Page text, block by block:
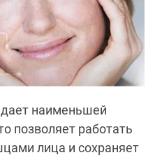
наименьшей
позволяет работать
лица и сохраняет